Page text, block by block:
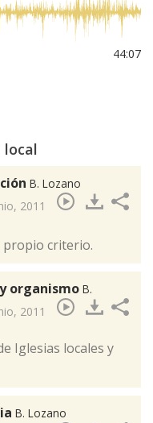
44:07
local
B. Lozano
2011
criterio.
organismo B.
2011
Iglesias locales y
B. Lozano